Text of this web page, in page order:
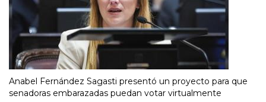
Anabel Fernández Sagasti presentó un proyecto para que
senadoras embarazadas puedan votar virtualmente